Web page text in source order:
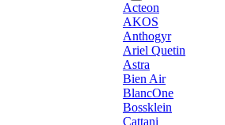
Acteon
AKOS
Anthogyr
Ariel Quetin
Astra
Bien Air
BlancOne
Bossklein
Cattani